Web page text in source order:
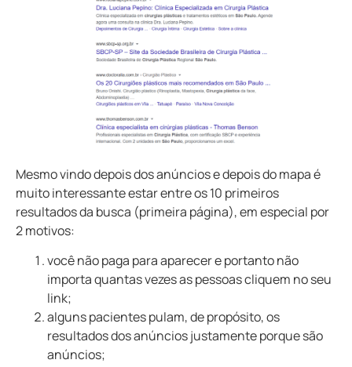
Mesmo vindo depois dos anúncios e depois do mapa é
muito interessante estar entre os 10 primeiros
resultados da busca (primeira página), em especial por
2 motivos:
você não paga para aparecer e portanto não
importa quantas vezes as pessoas cliquem no seu
link;
alguns pacientes pulam, de propósito, os
resultados dos anúncios justamente porquesão
anúncios;